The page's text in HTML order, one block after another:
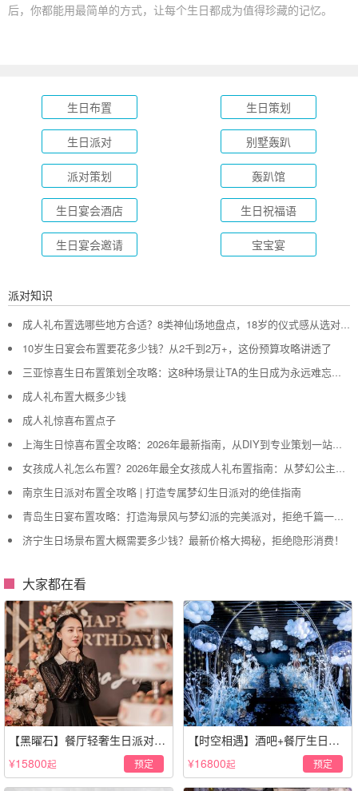
后，你都能用最简单的方式，让每个生日都成为值得珍藏的记忆。
生日布置 生日策划
生日派对 别墅轰趴
派对策划 轰趴馆
生日宴会酒店 生日祝福语
生日宴会邀请 宝宝宴
派对知识
成人礼布置选哪些地方合适？8类神仙场地盘点，18岁的仪式感从选对地方开始
10岁生日宴会布置要花多少钱？从2千到2万+，这份预算攻略讲透了
三亚惊喜生日布置策划全攻略：这8种场景让TA的生日成为永远难忘的回忆
成人礼布置大概多少钱
成人礼惊喜布置点子
上海生日惊喜布置全攻略：2026年最新指南，从DIY到专业策划一站搞定
女孩成人礼怎么布置？2026年最全女孩成人礼布置指南：从梦幻公主风到酷飒个性范，打造专属她的成年盛典
南京生日派对布置全攻略 | 打造专属梦幻生日派对的绝佳指南
青岛生日宴布置攻略：打造海景风与梦幻派的完美派对，拒绝千篇一律！
济宁生日场景布置大概需要多少钱？最新价格大揭秘，拒绝隐形消费！
大家都在看
【黑曜石】餐厅轻奢生日派对策
划·黑金风格
¥15800起 预定
【时空相遇】酒吧+餐厅生日惊
喜策划·高级感蓝色系
¥16800起 预定